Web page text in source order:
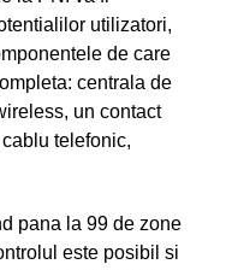
utilizatori,
de care
centrala de
un contact
telefonic,
pana la 99 de zone
este posibil si